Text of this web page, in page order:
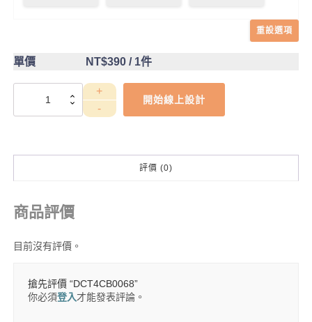
重設選項
單價 NT$390/ 1件
DCT4CB0068
開始線上設計
評價 (0)
商品評價
目前沒有評價。
搶先評價 “DCT4CB0068”
你必須登入才能發表評論。